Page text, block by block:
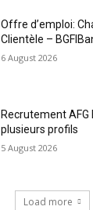
Offre d’emploi:
Clientèle –
6 August 2026
Recrutement
plusieurs profils
5 August 2026
Load more